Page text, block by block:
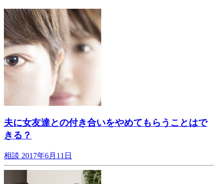
夫に女友達との付き合いをやめてもらうことはで
きる？
相談 2017年6月11日